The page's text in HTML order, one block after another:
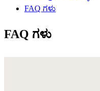
FAQ ಗಳು
FAQ ಗಳು